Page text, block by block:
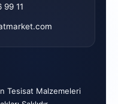
99 11
Tesisat Malzemeleri